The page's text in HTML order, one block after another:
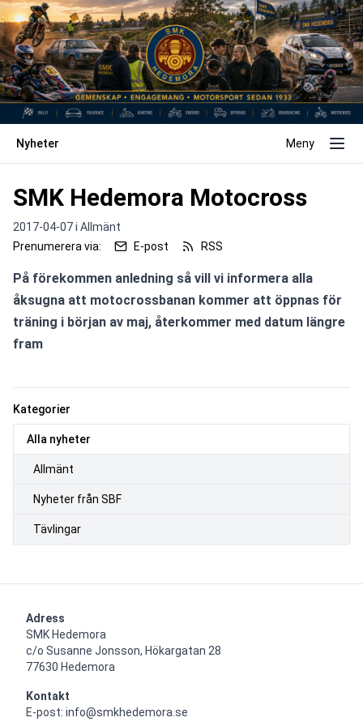
Nyheter Meny
Kategorier
Alla nyheter
Allmänt
Nyheter från SBF
Tävlingar
SMK Hedemora Motocross
2017-04-07 i Allmänt
Prenumerera via:
E-post RSS
På förekommen anledning så vill vi informera alla
åksugna att motocrossbanan kommer att öppnas för
träning i början av maj, återkommer med datum längre
fram
Adress
SMK Hedemora
c/o Susanne Jonsson, Hökargatan 28
77630 Hedemora
Kontakt
E-post: info@smkhedemora.se